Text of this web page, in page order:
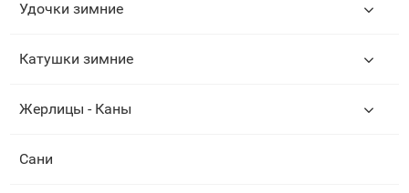
Удочки зимние
Катушки зимние
Жерлицы - Каны
Сани